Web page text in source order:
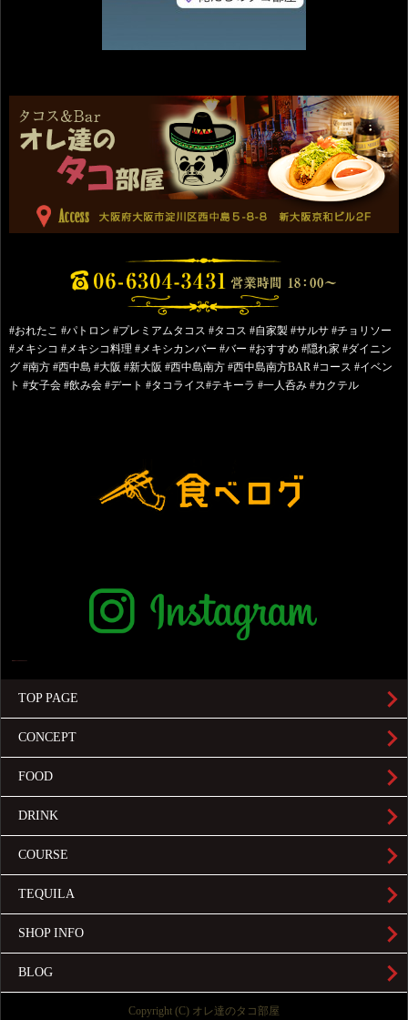
#おれたこ #パトロン #プレミアムタコス #タコス #自家製 #サルサ #チョリソー
#メキシコ #メキシコ料理 #メキシカンバー #バー #おすすめ #隠れ家 #ダイニン
グ #南方 #西中島 #大阪 #新大阪 #西中島南方 #西中島南方BAR #コース #イベン
ト #女子会 #飲み会 #デート #タコライス#テキーラ #一人呑み #カクテル
TOP PAGE
CONCEPT
FOOD
DRINK
COURSE
TEQUILA
SHOP INFO
BLOG
Copyright (C) オレ達のタコ部屋